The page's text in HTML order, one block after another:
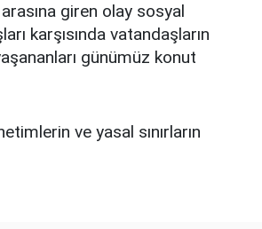
giren olay sosyal
karşısında vatandaşların
günümüz konut
ve yasal sınırların